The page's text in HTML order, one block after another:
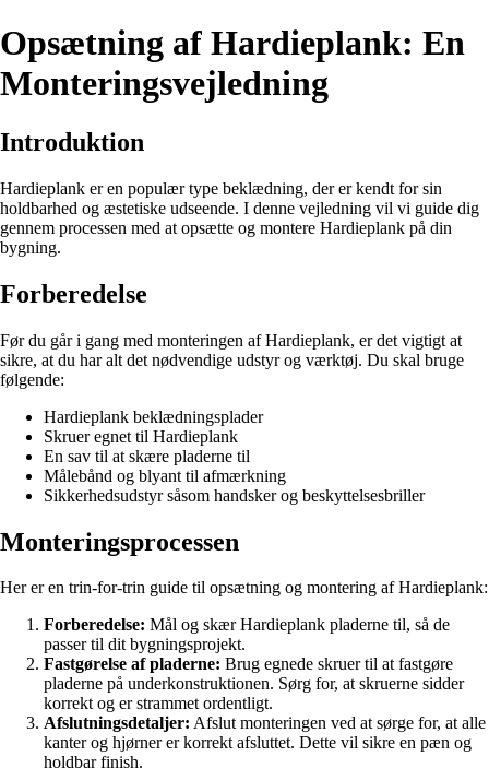
Opsætning af Hardieplank: En
Monteringsvejledning
Introduktion
Hardieplank er en populær type beklædning, der er kendt for sin
holdbarhed og æstetiske udseende. I denne vejledning vil vi guide dig
gennem processen med at opsætte og montere Hardieplank på din
bygning.
Forberedelse
Før du går i gang med monteringen af Hardieplank, er det vigtigt at
sikre, at du har alt det nødvendige udstyr og værktøj. Du skal bruge
følgende:
Hardieplank beklædningsplader
Skruer egnet til Hardieplank
En sav til at skære pladerne til
Målebånd og blyant til afmærkning
Sikkerhedsudstyr såsom handsker og beskyttelsesbriller
Monteringsprocessen
Her er en trin-for-trin guide til opsætning og montering af Hardieplank:
Forberedelse: Mål og skær Hardieplank pladerne til, så de
passer til dit bygningsprojekt.
Fastgørelse af pladerne: Brug egnede skruer til at fastgøre
pladerne på underkonstruktionen. Sørg for, at skruerne sidder
korrekt og er strammet ordentligt.
Afslutningsdetaljer: Afslut monteringen ved at sørge for, at alle
kanter og hjørner er korrekt afsluttet. Dette vil sikre en pæn og
holdbar finish.